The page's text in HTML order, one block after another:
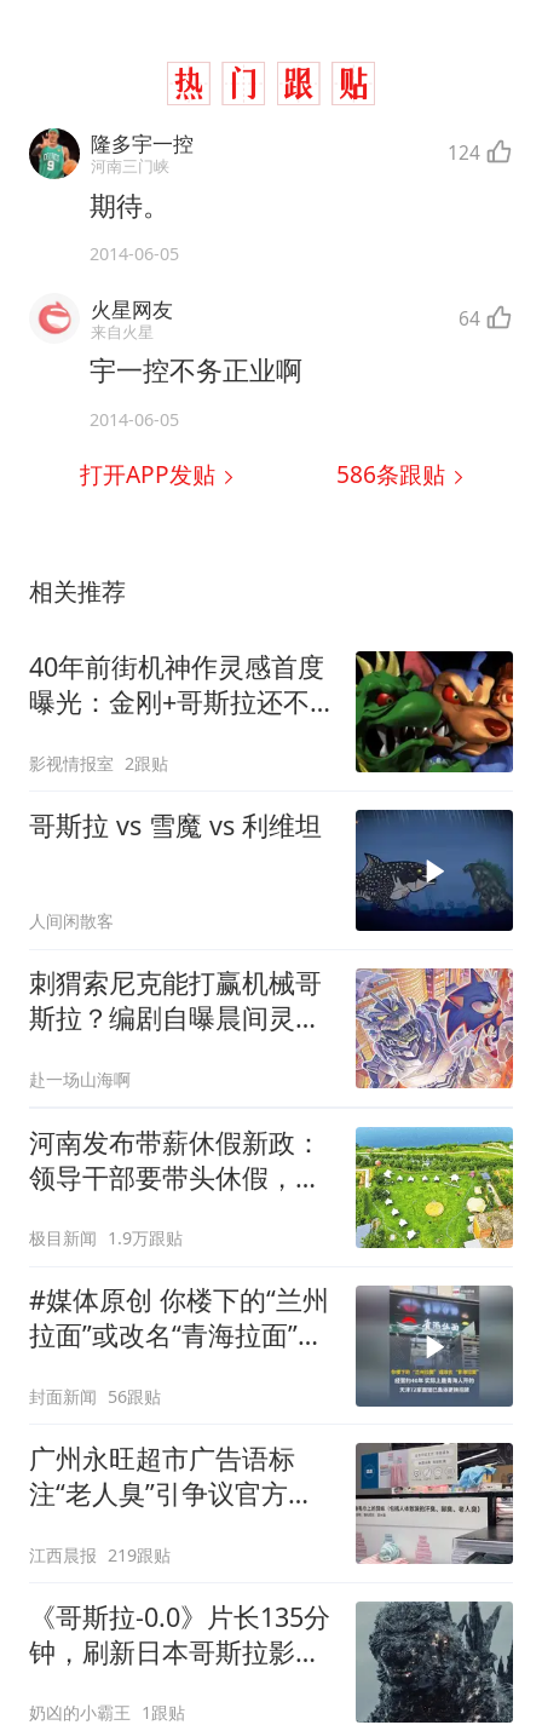
隆多宇一控
河南三门峡 124
期待。
2014-06-05
火星网友
来自火星 64
宇一控不务正业啊
2014-06-05
打开APP发贴 586条跟贴
相关推荐
40年前街机神作灵感首度
曝光：金刚+哥斯拉还不
影视情报室 2跟贴
哥斯拉 vs 雪魔 vs 利维坦
人间闲散客
刺猬索尼克能打赢机械哥
斯拉？编剧自曝晨间灵
赴一场山海啊
河南发布带薪休假新政：
领导干部要带头休假，推
足；鼓励3-7天弹性长假，
构建“周五半天+周末+年
假”短途度假模式
极目新闻 1.9万跟贴
#媒体原创 你楼下的“兰州
拉面”或改名“青海拉面”，
海人开的，天津72家面馆
已集体更换招牌
封面新闻 56跟贴
广州永旺超市广告语标
注“老人臭”引争议官方回
核实完毕后会回电
江西晨报 219跟贴
《哥斯拉-0.0》片长135分
钟，刷新日本哥斯拉影史
奶凶的小霸王 1跟贴